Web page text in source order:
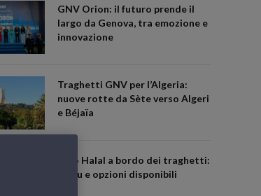
GNV Orion: il futuro prende il
largo da Genova, tra emozione e
innovazione
Traghetti GNV per l’Algeria:
nuove rotte da Sète verso Algeri
e Béjaïa
Cibo Halal a bordo dei traghetti:
menu e opzioni disponibili